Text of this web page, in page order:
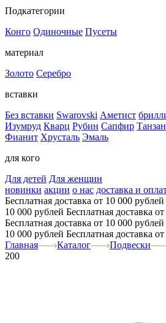
Подкатегории
Конго Одиночные Пусеты
материал
Золото Серебро
вставки
Без вставки Swarovski Аметист
Изумруд Кварц Рубин Сапфир
Фианит Хрусталь Эмаль
для кого
Для детей Для женщин
новинки акции о нас доставка и
Бесплатная доставка от 10 000 рублей
10 000 рублей Бесплатная доставка
Бесплатная доставка от 10 000 рублей
10 000 рублей Бесплатная доставка
Главная
Каталог Подвески
200